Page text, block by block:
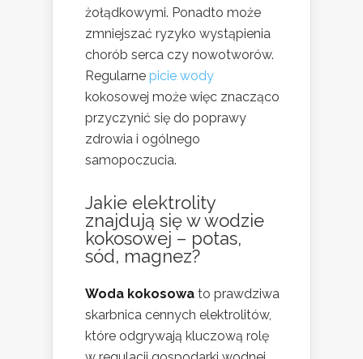
żołądkowymi. Ponadto może
zmniejszać ryzyko wystąpienia
chorób serca czy nowotworów.
Regularne picie wody
kokosowej może więc znacząco
przyczynić się do poprawy
zdrowia i ogólnego
samopoczucia.
Jakie elektrolity
znajdują się w wodzie
kokosowej – potas,
sód, magnez?
Woda kokosowa to prawdziwa
skarbnica cennych elektrolitów,
które odgrywają kluczową rolę